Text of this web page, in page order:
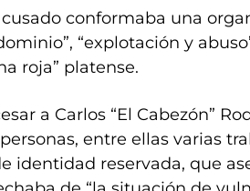
conformaba una
“explotación y
roja” platense.
a Carlos “El Cabezón”
entre ellas varias
identidad reservada, que